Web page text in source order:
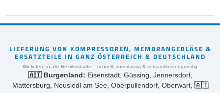
LIEFERUNG VON KOMPRESSOREN, MEMBRANGEBLÄSE &
ERSATZTEILE IN GANZ ÖSTERREICH & DEUTSCHLAND
Wir liefern in alle Bezirksstädte – schnell, zuverlässig & versandkostengünstig
🇦🇹 Burgenland: Eisenstadt, Güssing, Jennersdorf,
Mattersburg, Neusiedl am See, Oberpullendorf, Oberwart, 🇦🇹